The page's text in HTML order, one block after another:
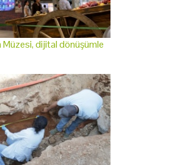
dijital dönüşümle